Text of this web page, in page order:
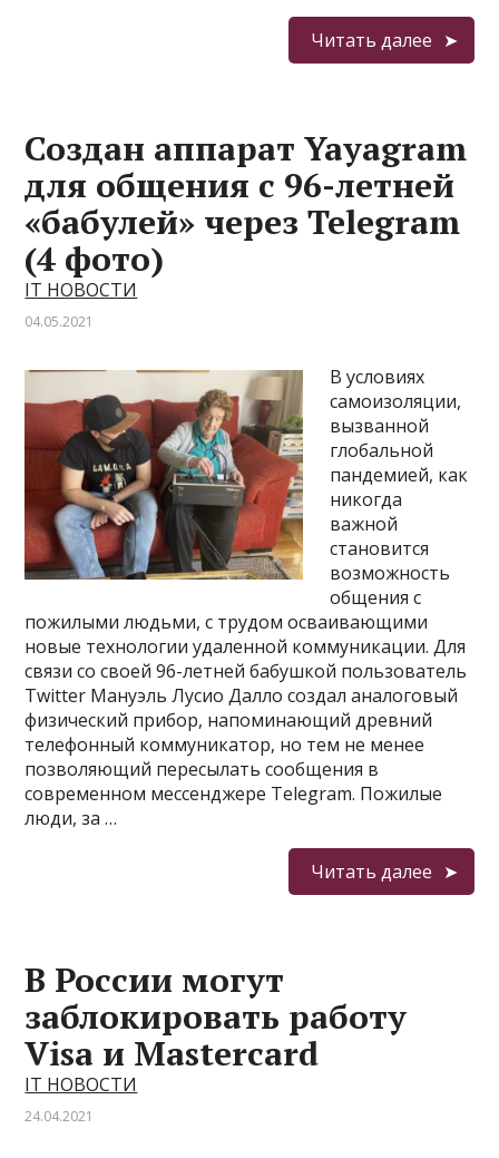
Читать далее
Создан аппарат Yayagram
для общения с 96-летней
«бабулей» через Telegram
(4 фото)
IT НОВОСТИ
04.05.2021
В условиях
самоизоляции,
вызванной
глобальной
пандемией, как
никогда
важной
становится
возможность
общения с
пожилыми людьми, с трудом осваивающими
новые технологии удаленной коммуникации. Для
связи со своей 96-летней бабушкой пользователь
Twitter Мануэль Лусио Далло создал аналоговый
физический прибор, напоминающий древний
телефонный коммуникатор, но тем не менее
позволяющий пересылать сообщения в
современном мессенджере Telegram. Пожилые
люди, за …
Читать далее
В России могут
заблокировать работу
Visa и Mastercard
IT НОВОСТИ
24.04.2021